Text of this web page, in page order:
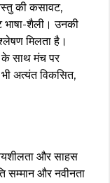
की कसावट,
भाषा-शैली। उनकी
मिलता है।
के साथ मंच पर
अत्यंत विकसित,
और साहस
सम्मान और नवीनता